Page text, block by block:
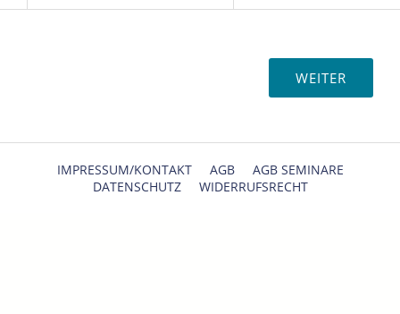
IMPRESSUM/KONTAKT AGB
AGB SEMINARE
DATENSCHUTZ
WIDERRUFSRECHT